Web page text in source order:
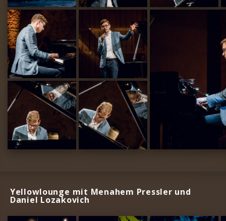
Yellowlounge mit Menahem Pressler und
Daniel Lozakovich